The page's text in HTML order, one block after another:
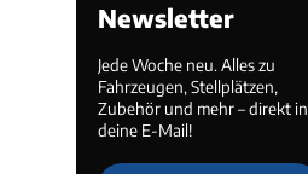
Newsletter
Jede Woche neu. Alles zu
Fahrzeugen, Stellplätzen,
Zubehör und mehr – direkt in
deine E-Mail!